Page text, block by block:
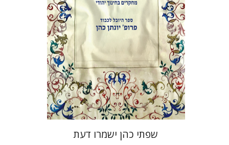
הנחת אתר ספר מודפס
$46
$41
שפתי כהן ישמרו דעת